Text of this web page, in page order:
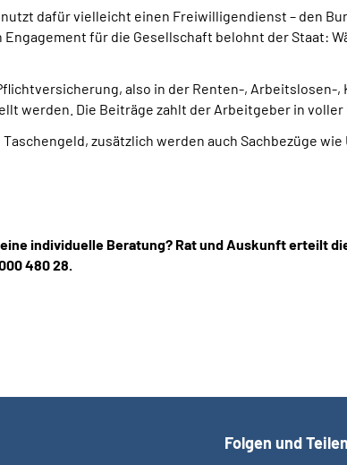
dafür vielleicht einen Freiwilligendienst – den
für die Gesellschaft belohnt der Staat:
also in der Renten-, Arbeitslosen-,
werden. Die Beiträge zahlt der Arbeitgeber in voller
zusätzlich werden auch Sachbezüge
individuelle Beratung? Rat und Auskunft erteilt
480 28.
Folgen und Teilen